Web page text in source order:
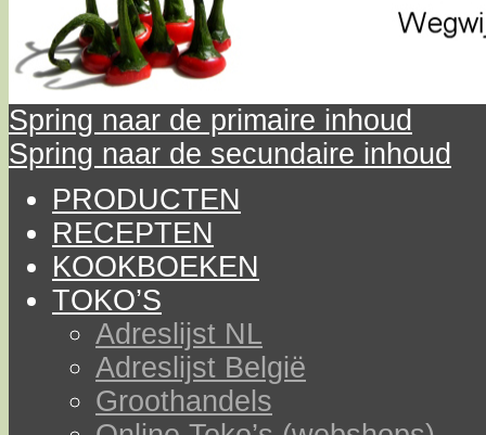
Spring naar de primaire inhoud
Spring naar de secundaire inhoud
PRODUCTEN
RECEPTEN
KOOKBOEKEN
TOKO’S
Adreslijst NL
Adreslijst België
Groothandels